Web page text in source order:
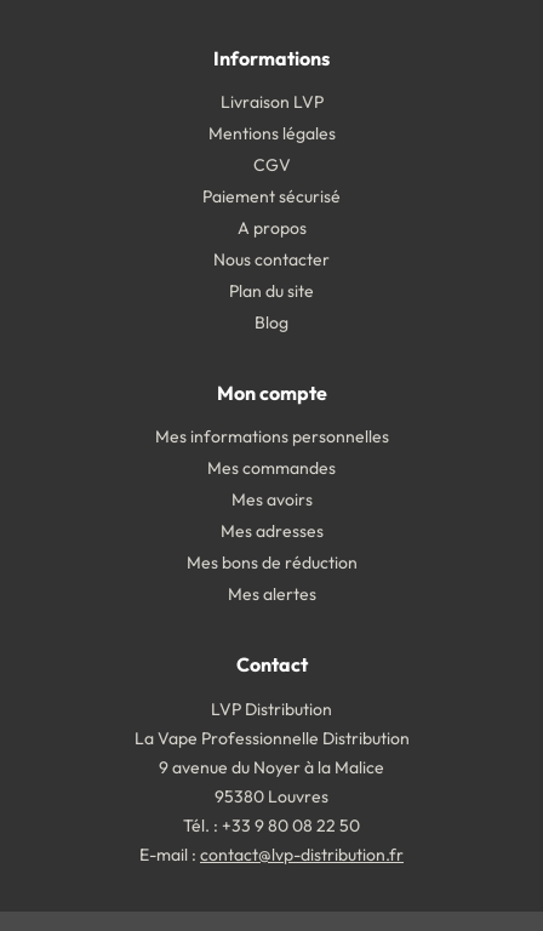
Informations
Livraison LVP
Mentions légales
CGV
Paiement sécurisé
A propos
Nous contacter
Plan du site
Blog
Mon compte
Mes informations personnelles
Mes commandes
Mes avoirs
Mes adresses
Mes bons de réduction
Mes alertes
Contact
LVP Distribution
La Vape Professionnelle Distribution
9 avenue du Noyer à la Malice
95380 Louvres
Tél. : +33 9 80 08 22 50
E-mail : contact@lvp-distribution.fr